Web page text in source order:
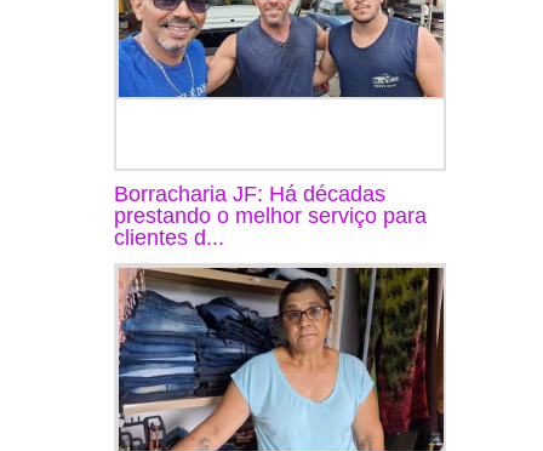
Borracharia JF: Há décadas
prestando o melhor serviço para
clientes d...